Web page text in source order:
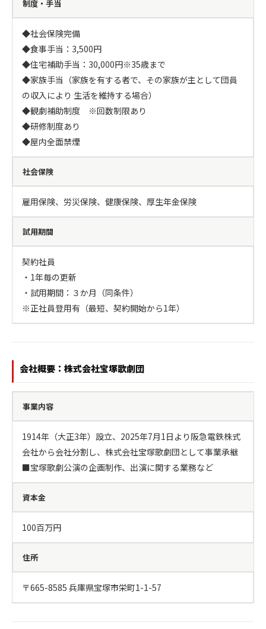
制度・手当
◆社会保険完備
◆食事手当：3,500円
◆住宅補助手当：30,000円※35歳まで
◆家族手当（家族を有する者で、その家族が主として団員
の収入により 生活を維持する場合）
◆観劇補助制度　※回数制限あり
◆研修制度あり
◆屋内全面禁煙
社会保険
雇用保険、労災保険、健康保険、厚生年金保険
試用期間
契約社員
・1年毎の更新
・試用期間：３か月（同条件）
※正社員登用有（最短、契約開始から1年）
会社概要：株式会社宝塚歌劇団
事業内容
1914年（大正3年）設立、2025年7月1日より阪急電鉄株式
会社から会社分割し、株式会社宝塚歌劇団として事業承継
■宝塚歌劇公演の企画制作、出演に関する業務など
資本金
100百万円
住所
〒665-8585 兵庫県宝塚市栄町1-1-57